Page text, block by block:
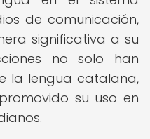
de comunicación,
significativa a su
no solo han
la lengua catalana,
su uso en